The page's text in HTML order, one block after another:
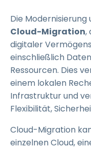
Die
Cloud-Migration,
digitaler
einschließlich
Ressourcen. Dies
einem lokalen
Infrastruktur und
Flexibilität,
Cloud-Migration
einzelnen Cloud,